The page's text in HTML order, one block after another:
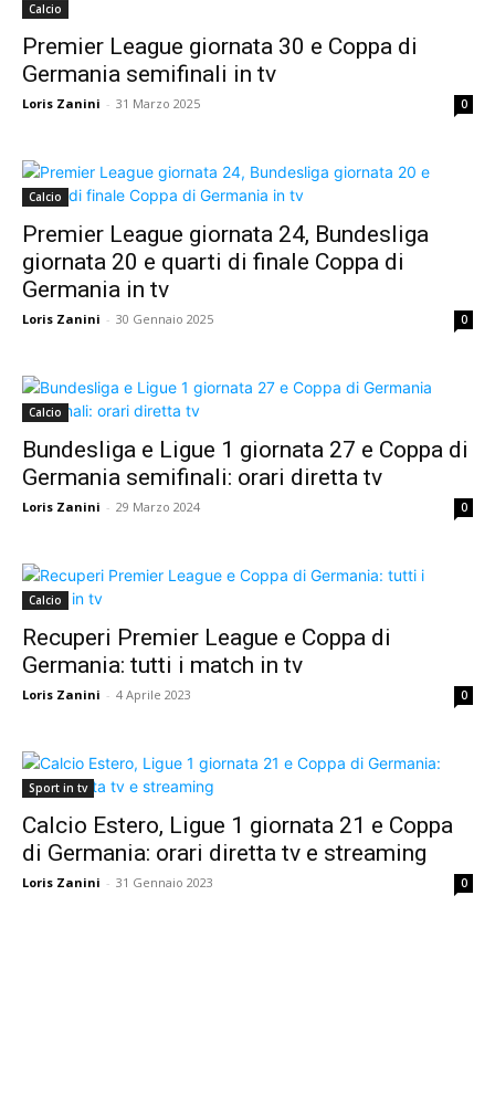
Calcio
Premier League giornata 30 e Coppa di
Germania semifinali in tv
Loris Zanini - 31 Marzo 2025 0
Calcio
Premier League giornata 24, Bundesliga
giornata 20 e quarti di finale Coppa di
Germania in tv
Loris Zanini - 30 Gennaio 2025 0
Calcio
Bundesliga e Ligue 1 giornata 27 e Coppa di
Germania semifinali: orari diretta tv
Loris Zanini - 29 Marzo 2024 0
Calcio
Recuperi Premier League e Coppa di
Germania: tutti i match in tv
Loris Zanini - 4 Aprile 2023 0
Sport in tv
Calcio Estero, Ligue 1 giornata 21 e Coppa
di Germania: orari diretta tv e streaming
Loris Zanini - 31 Gennaio 2023 0